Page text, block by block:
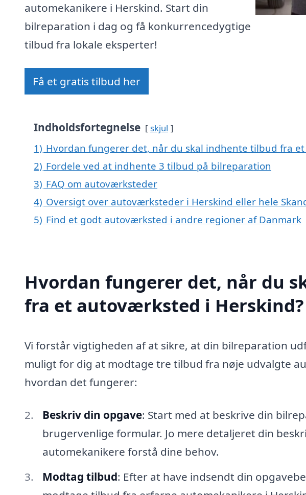
automekanikere i Herskind. Start din
bilreparation i dag og få konkurrencedygtige
tilbud fra lokale eksperter!
Få et gratis tilbud her
Indholdsfortegnelse skjul
1) Hvordan fungerer det, når du skal indhente tilbud fra
2) Fordele ved at indhente 3 tilbud på bilreparation
3) FAQ om autoværksteder
4) Oversigt over autoværksteder i Herskind eller hele
5) Find et godt autoværksted i andre regioner af Danmark
Hvordan fungerer det, når du
fra et autoværksted i Herskind?
Vi forstår vigtigheden af at sikre, at din bilreparation
muligt for dig at modtage tre tilbud fra nøje udvalgte
hvordan det fungerer:
Beskriv din opgave: Start med at beskrive din
brugervenlige formular. Jo mere detaljeret din
automekanikere forstå dine behov.
Modtag tilbud: Efter at have indsendt din